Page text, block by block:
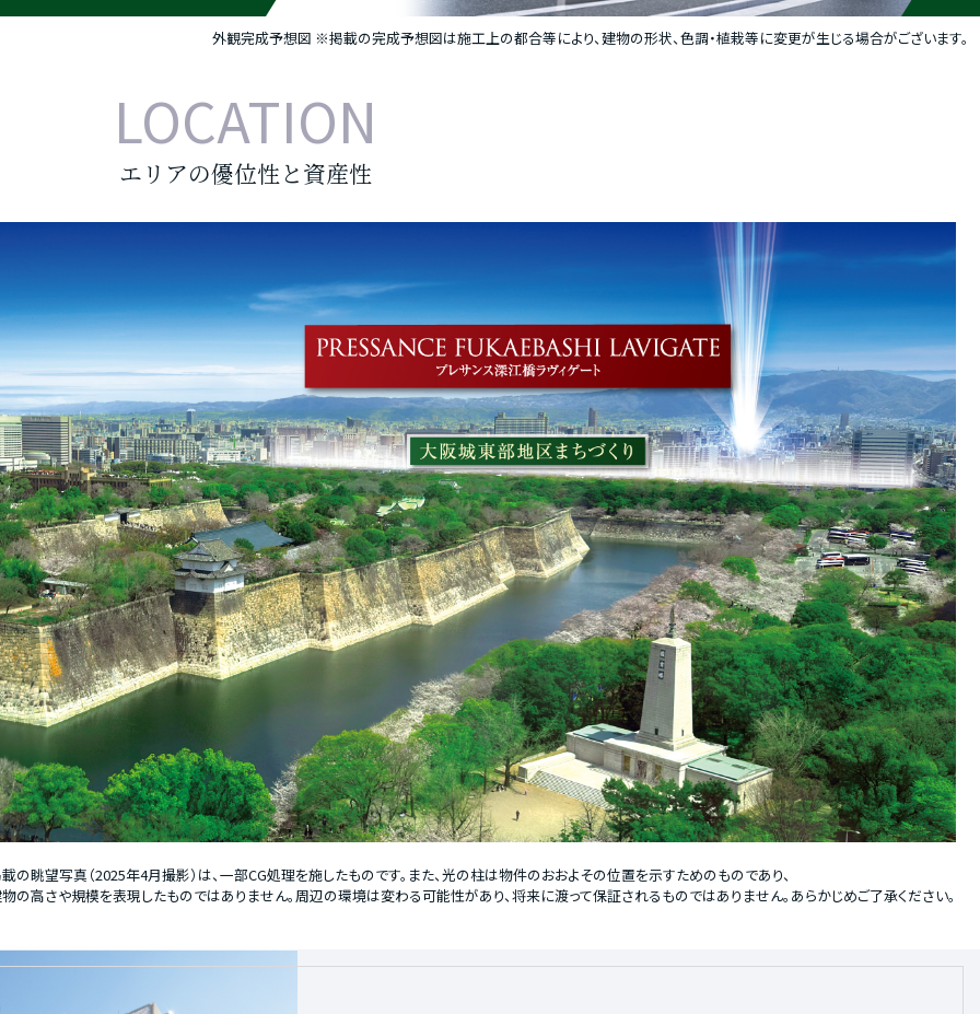
外観完成予想図 ※掲載の完成予想図は施工上の都合等により、建物の形状、色調・植栽等に変更が生じる場合がございます。
LOCATION
エリアの優位性と資産性
の眺望写真（2025年4月撮影）は、一部CG処理を施したものです。また、光の柱は物件のおおよその位置を示すためのものであり、
の高さや規模を表現したものではありません。周辺の環境は変わる可能性があり、将来に渡って保証されるものではありません。あらかじめご了承ください。